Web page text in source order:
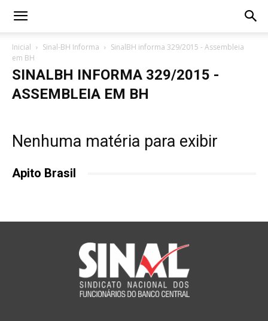
Inicial Sinal-BH Informa
SinalBH informa 329/2015 - Assembleia
em BH
SINALBH INFORMA 329/2015 -
ASSEMBLEIA EM BH
Nenhuma matéria para exibir
Apito Brasil